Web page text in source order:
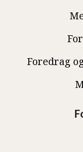
Foredrag